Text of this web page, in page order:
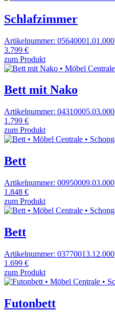
Schlafzimmer
Artikelnummer: 05640001.01.000
3.799 €
zum Produkt
Bett mit Nako
Artikelnummer: 04310005.03.000
1.799 €
zum Produkt
Bett
Artikelnummer: 00950009.03.000
1.848 €
zum Produkt
Bett
Artikelnummer: 03770013.12.000
1.699 €
zum Produkt
Futonbett